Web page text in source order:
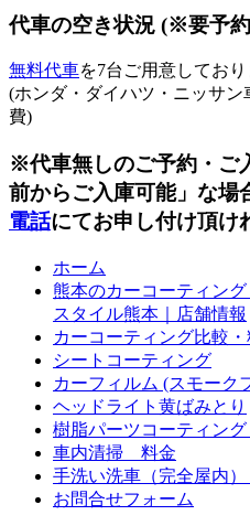
代車の空き状況 (※要予
無料代車を7台ご用意しており
(ホンダ・ダイハツ・ニッサ
費)
※代車無しのご予約・ご
前からご入庫可能」な場
電話にてお申し付け頂け
ホーム
熊本のカーコーティン
スタイル熊本｜店舗情報
カーコーティング比較・
シートコーティング
カーフィルム (スモーク
ヘッドライト黄ばみとり
樹脂パーツコーティング
車内清掃 料金
手洗い洗車（完全屋内）
お問合せフォーム